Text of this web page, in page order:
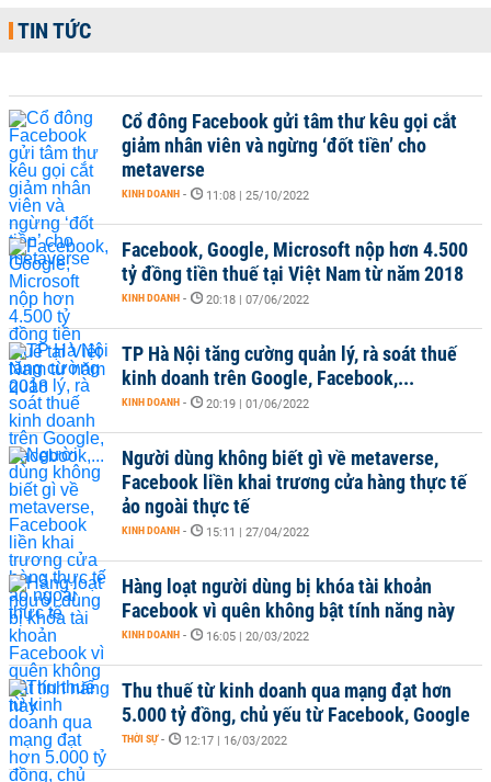
TIN TỨC
Cổ đông Facebook gửi tâm thư kêu gọi cắt
giảm nhân viên và ngừng ‘đốt tiền’ cho
metaverse
KINH DOANH - 11:08 | 25/10/2022
Facebook, Google, Microsoft nộp hơn 4.500
tỷ đồng tiền thuế tại Việt Nam từ năm 2018
KINH DOANH - 20:18 | 07/06/2022
TP Hà Nội tăng cường quản lý, rà soát thuế
kinh doanh trên Google, Facebook,...
KINH DOANH - 20:19 | 01/06/2022
Người dùng không biết gì về metaverse,
Facebook liền khai trương cửa hàng thực tế
ảo ngoài thực tế
KINH DOANH - 15:11 | 27/04/2022
Hàng loạt người dùng bị khóa tài khoản
Facebook vì quên không bật tính năng này
KINH DOANH - 16:05 | 20/03/2022
Thu thuế từ kinh doanh qua mạng đạt hơn
5.000 tỷ đồng, chủ yếu từ Facebook, Google
THỜI SỰ - 12:17 | 16/03/2022